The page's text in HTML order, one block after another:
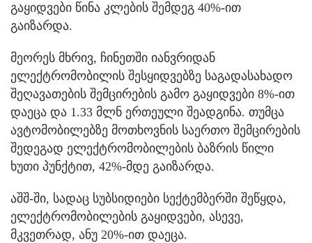
გაყიდვები წინა კლების შემდეგ 40%-ით
გაიზარდა.
მეორეს მხრივ, ჩინეთში იანვრიდან
ელექტრომობილის შესყიდვებზე საგადასახადო
შეღავათების შემცირების გამო გაყიდვები 8%-ით
დაეცა და 1.33 მლნ ერთეული შეადგინა. თუმცა
ავტომობილებზე მოთხოვნის საერთო შემცირების
შედეგად ელექტრომობილების ბაზრის წილი
ხუთი პუნქტით, 42%-მდე გაიზარდა.
აშშ-ში, სადაც სუბსიდიები სექტემბერში შეწყდა,
ელექტრომობილების გაყიდვები, ასევე,
მკვეთრად, ანუ 20%-ით დაეცა.